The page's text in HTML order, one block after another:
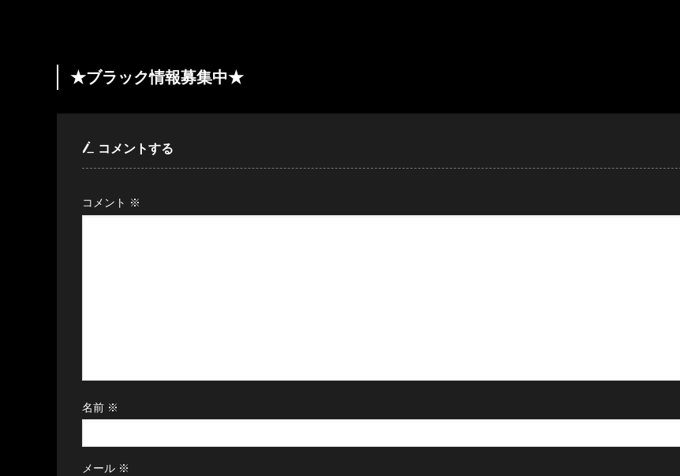
★ブラック情報募集中★
コメントする
コメント ※
名前 ※
メール ※